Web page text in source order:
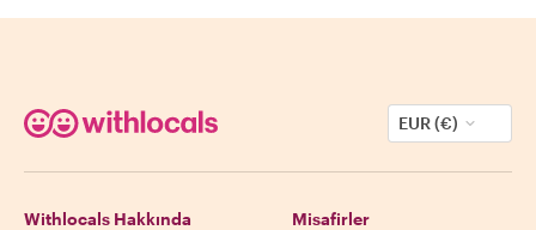
EUR (€)
Withlocals Hakkında Misafirler